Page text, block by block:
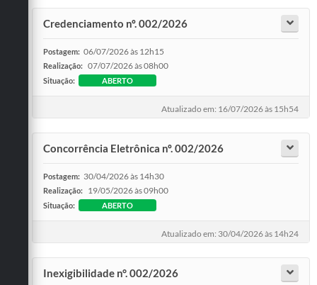
Credenciamento nº. 002/2026
Postagem: 06/07/2026 às 12h15
Realização: 07/07/2026 às 08h00
Situação: ABERTO
Atualizado em: 16/07/2026 às 15h54
Concorrência Eletrônica nº. 002/2026
Postagem: 30/04/2026 às 14h30
Realização: 19/05/2026 às 09h00
Situação: ABERTO
Atualizado em: 30/04/2026 às 14h24
Inexigibilidade n°. 002/2026